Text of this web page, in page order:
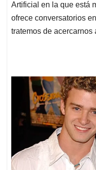
Artificial en la que está
ofrece conversatorios
tratemos de acercarnos